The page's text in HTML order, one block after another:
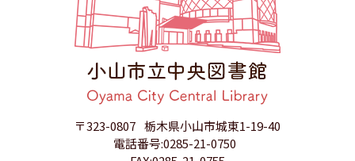
〒323-0807 栃木県小山市城東1-19-40
電話番号:0285-21-0750